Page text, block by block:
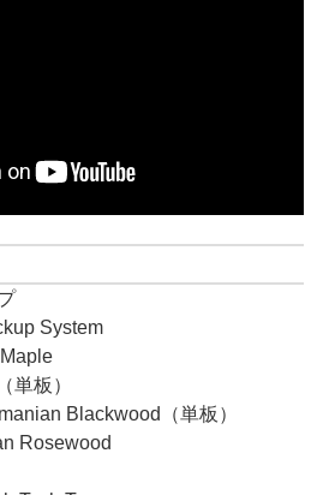
System
単板）
Blackwood（単板）
Rosewood